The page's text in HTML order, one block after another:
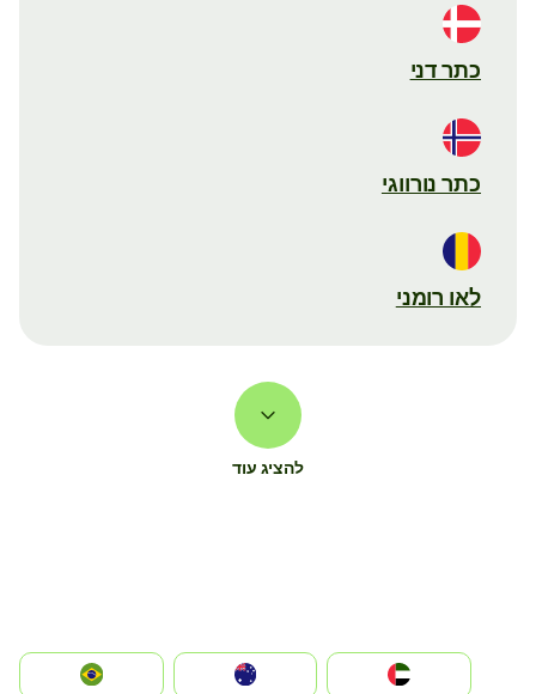
כתר דני
כתר נורווגי
לאו רומני
להציג עוד
الإمارات العربية المتحدة
Australia